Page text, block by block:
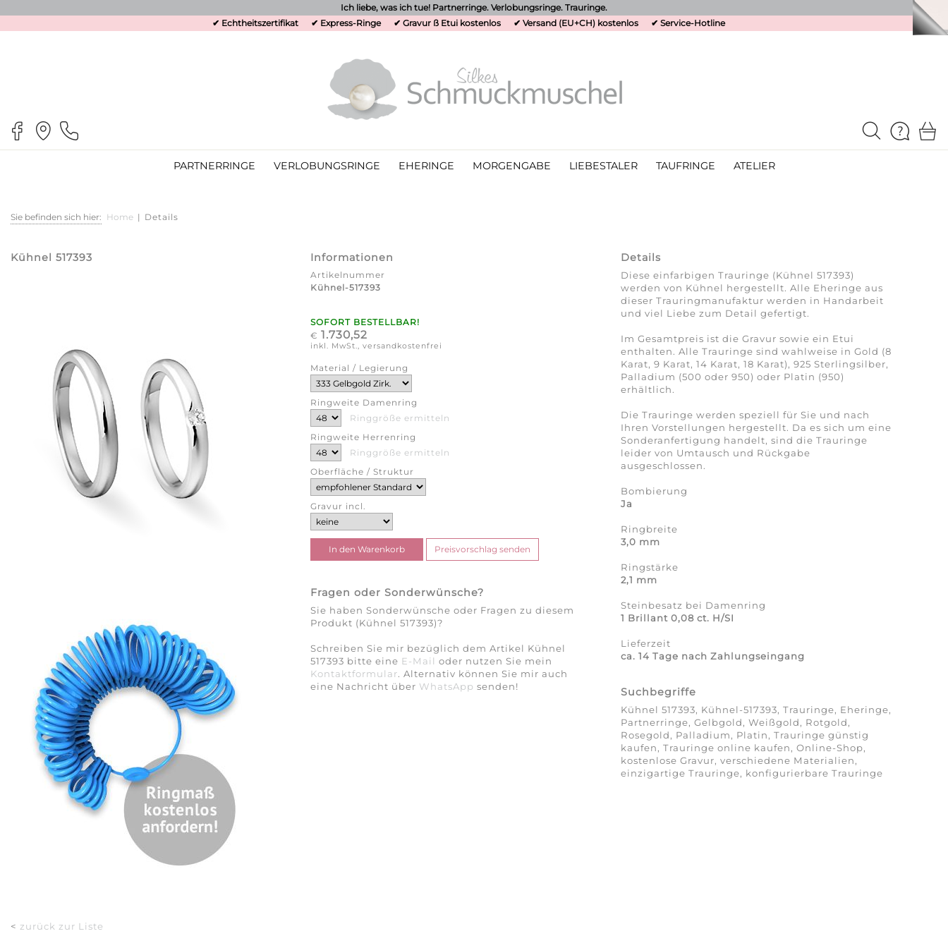
Ich liebe, was ich tue! Partnerringe. Verlobungsringe. Trauringe.
✔ Echtheitszertifikat
✔ Express-Ringe ✔ Gravur ß Etui kostenlos ✔ Versand (EU+CH) kostenlos ✔ Service-Hotline
PARTNERRINGE VERLOBUNGSRINGE EHERINGE MORGENGABE LIEBESTALER TAUFRINGE ATELIER
Sie befinden sich hier: Home | Details
Kühnel 517393 Informationen
Artikelnummer
Kühnel-517393
SOFORT BESTELLBAR!
€ 1.730,52
inkl. MwSt., versandkostenfrei
Material / Legierung
Ringweite Damenring
Ringgröße ermitteln
Ringweite Herrenring
Ringgröße ermitteln
Oberfläche / Struktur
Gravur incl.
Fragen oder Sonderwünsche?
Sie haben Sonderwünsche oder Fragen zu diesem
Produkt (Kühnel 517393)?
Schreiben Sie mir bezüglich dem Artikel Kühnel
517393 bitte eine E-Mail oder nutzen Sie mein
Kontaktformular. Alternativ können Sie mir auch
eine Nachricht über WhatsApp senden!
Details
Diese einfarbigen Trauringe (Kühnel 517393)
werden von Kühnel hergestellt. Alle Eheringe aus
dieser Trauringmanufaktur werden in Handarbeit
und viel Liebe zum Detail gefertigt.
Im Gesamtpreis ist die Gravur sowie ein Etui
enthalten. Alle Trauringe sind wahlweise in Gold (8
Karat, 9 Karat, 14 Karat, 18 Karat), 925 Sterlingsilber,
Palladium (500 oder 950) oder Platin (950)
erhältlich.
Die Trauringe werden speziell für Sie und nach
Ihren Vorstellungen hergestellt. Da es sich um eine
Sonderanfertigung handelt, sind die Trauringe
leider von Umtausch und Rückgabe
ausgeschlossen.
Bombierung
Ja
Ringbreite
3,0 mm
Ringstärke
2,1 mm
Steinbesatz bei Damenring
1 Brillant 0,08 ct. H/SI
Lieferzeit
ca. 14 Tage nach Zahlungseingang
Suchbegriffe
Kühnel 517393, Kühnel-517393, Trauringe, Eheringe,
Partnerringe, Gelbgold, Weißgold, Rotgold,
Rosegold, Palladium, Platin, Trauringe günstig
kaufen, Trauringe online kaufen, Online-Shop,
kostenlose Gravur, verschiedene Materialien,
einzigartige Trauringe, konfigurierbare Trauringe
< zurück zur Liste